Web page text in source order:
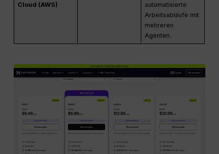
Cloud (AWS)
automatisierte
Arbeitsabläufe mit
mehreren
Agenten.